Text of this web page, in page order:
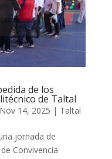
de los
de Taltal
Nov 14, 2025 | Taltal
jornada de
Convivencia